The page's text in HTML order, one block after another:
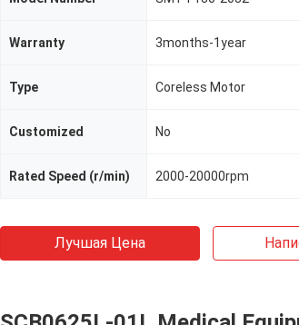
Warranty 3months-1year
Type Coreless Motor
Customized No
Rated Speed (r/min) 2000-20000rpm
Лучшая Цена